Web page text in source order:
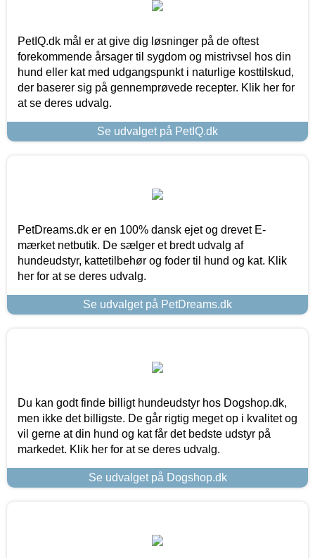
PetIQ.dk mål er at give dig løsninger på de oftest
forekommende årsager til sygdom og mistrivsel hos din
hund eller kat med udgangspunkt i naturlige kosttilskud,
der baserer sig på gennemprøvede recepter. Klik her for
at se deres udvalg.
Se udvalget på PetIQ.dk
PetDreams.dk er en 100% dansk ejet og drevet E-
mærket netbutik. De sælger et bredt udvalg af
hundeudstyr, kattetilbehør og foder til hund og kat. Klik
her for at se deres udvalg.
Se udvalget på PetDreams.dk
Du kan godt finde billigt hundeudstyr hos Dogshop.dk,
men ikke det billigste. De går rigtig meget op i kvalitet og
vil gerne at din hund og kat får det bedste udstyr på
markedet. Klik her for at se deres udvalg.
Se udvalget på Dogshop.dk